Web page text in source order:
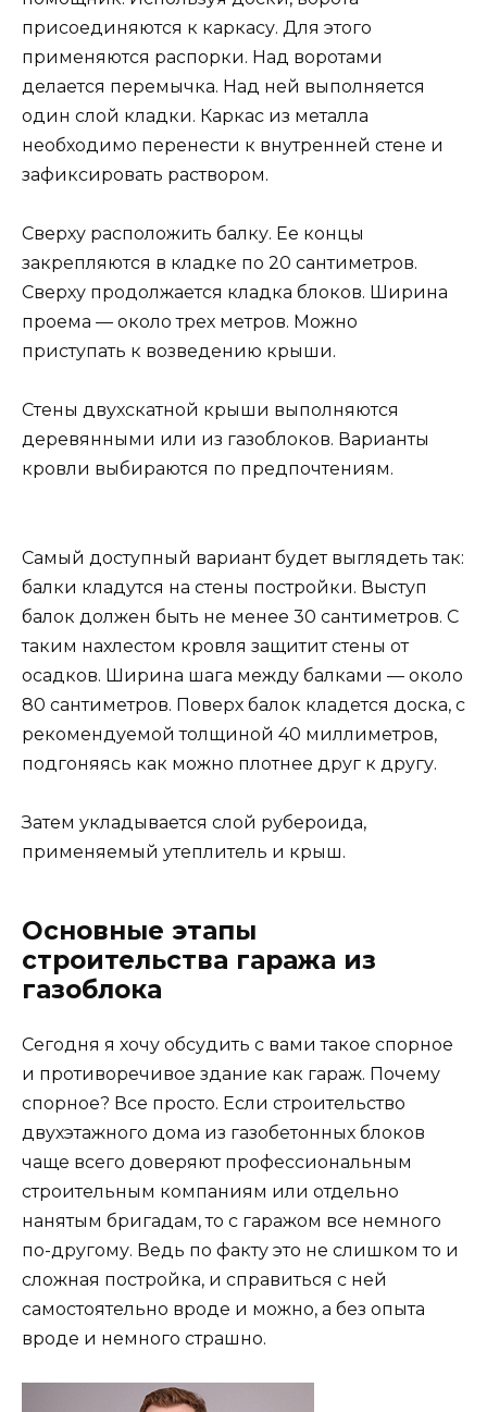
присоединяются к каркасу. Для этого
применяются распорки. Над воротами
делается перемычка. Над ней выполняется
один слой кладки. Каркас из металла
необходимо перенести к внутренней стене и
зафиксировать раствором.
Сверху расположить балку. Ее концы
закрепляются в кладке по 20 сантиметров.
Сверху продолжается кладка блоков. Ширина
проема — около трех метров. Можно
приступать к возведению крыши.
Стены двухскатной крыши выполняются
деревянными или из газоблоков. Варианты
кровли выбираются по предпочтениям.
Самый доступный вариант будет выглядеть так:
балки кладутся на стены постройки. Выступ
балок должен быть не менее 30 сантиметров. С
таким нахлестом кровля защитит стены от
осадков. Ширина шага между балками — около
80 сантиметров. Поверх балок кладется доска, с
рекомендуемой толщиной 40 миллиметров,
подгоняясь как можно плотнее друг к другу.
Затем укладывается слой рубероида,
применяемый утеплитель и крыш.
Основные этапы
строительства гаража из
газоблока
Сегодня я хочу обсудить с вами такое спорное
и противоречивое здание как гараж. Почему
спорное? Все просто. Если строительство
двухэтажного дома из газобетонных блоков
чаще всего доверяют профессиональным
строительным компаниям или отдельно
нанятым бригадам, то с гаражом все немного
по-другому. Ведь по факту это не слишком то и
сложная постройка, и справиться с ней
самостоятельно вроде и можно, а без опыта
вроде и немного страшно.